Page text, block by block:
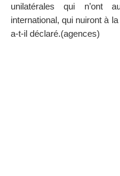
unilatérales qui n’ont
international, qui nuiront à
a-t-il déclaré.(agences)